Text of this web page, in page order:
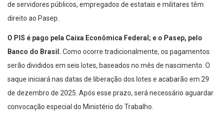
de servidores públicos, empregados de estatais e militares têm
direito ao Pasep.
O PIS é pago pela Caixa Econômica Federal; e o Pasep, pelo
Banco do Brasil. Como ocorre tradicionalmente, os pagamentos
serão divididos em seis lotes, baseados no mês de nascimento. O
saque iniciará nas datas de liberação dos lotes e acabarão em 29
de dezembro de 2025. Após esse prazo, será necessário aguardar
convocação especial do Ministério do Trabalho.